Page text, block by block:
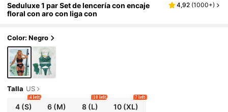
Seduluxe 1 par Set de lencería con encaje
floral con aro con liga con
4,92 (1000+)
Color: Negro
Talla US
4 (S)
4 left
6 (M) 8(L)
10 left
10 (XL)
7 left